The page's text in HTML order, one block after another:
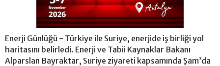
Enerji Günlüğü - Türkiye ile Suriye, enerjide iş birliği yol
haritasını belirledi. Enerji ve Tabii Kaynaklar Bakanı
Alparslan Bayraktar, Suriye ziyareti kapsamında Şam’da